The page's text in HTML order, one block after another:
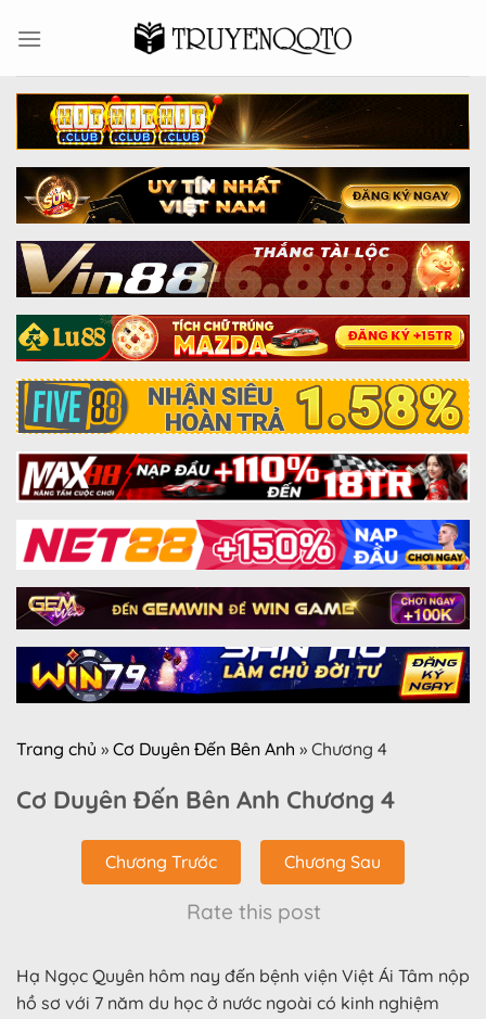
Trang chủ » Cơ Duyên Đến Bên Anh » Chương 4
Cơ Duyên Đến Bên Anh Chương 4
Chương Trước Chương Sau
Rate this post
Hạ Ngọc Quyên hôm nay đến bệnh viện Việt Ái Tâm nộp
hồ sơ với 7 năm du học ở nước ngoài có kinh nghiệm